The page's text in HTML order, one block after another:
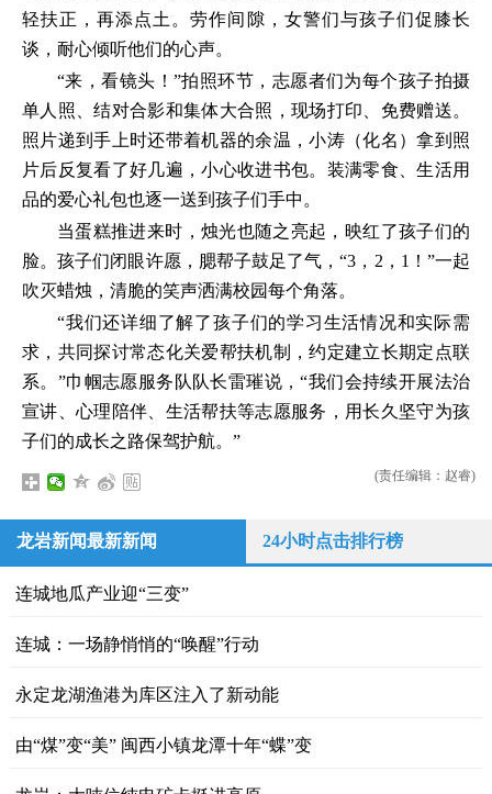
轻扶正，再添点土。劳作间隙，女警们与孩子们促膝长
谈，耐心倾听他们的心声。
“来，看镜头！”拍照环节，志愿者们为每个孩子拍摄
单人照、结对合影和集体大合照，现场打印、免费赠送。
照片递到手上时还带着机器的余温，小涛（化名）拿到照
片后反复看了好几遍，小心收进书包。装满零食、生活用
品的爱心礼包也逐一送到孩子们手中。
当蛋糕推进来时，烛光也随之亮起，映红了孩子们的
脸。孩子们闭眼许愿，腮帮子鼓足了气，“3，2，1！”一起
吹灭蜡烛，清脆的笑声洒满校园每个角落。
“我们还详细了解了孩子们的学习生活情况和实际需
求，共同探讨常态化关爱帮扶机制，约定建立长期定点联
系。”巾帼志愿服务队队长雷璀说，“我们会持续开展法治
宣讲、心理陪伴、生活帮扶等志愿服务，用长久坚守为孩
子们的成长之路保驾护航。”
(责任编辑：赵睿)
龙岩新闻最新新闻 24小时点击排行榜
连城地瓜产业迎“三变”
连城：一场静悄悄的“唤醒”行动
永定龙湖渔港为库区注入了新动能
由“煤”变“美” 闽西小镇龙潭十年“蝶”变